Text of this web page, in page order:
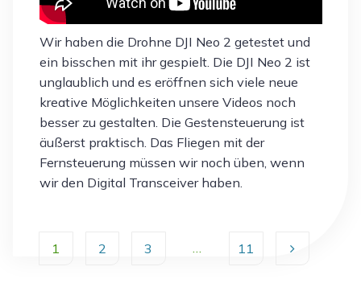
Wir haben die Drohne DJI Neo 2 getestet und
ein bisschen mit ihr gespielt. Die DJI Neo 2 ist
unglaublich und es eröffnen sich viele neue
kreative Möglichkeiten unsere Videos noch
besser zu gestalten. Die Gestensteuerung ist
äußerst praktisch. Das Fliegen mit der
Fernsteuerung müssen wir noch üben, wenn
wir den Digital Transceiver haben.
1 2 3 11